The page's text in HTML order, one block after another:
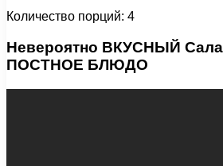
Количество порций: 4
Невероятно ВКУСНЫЙ
ПОСТНОЕ БЛЮДО